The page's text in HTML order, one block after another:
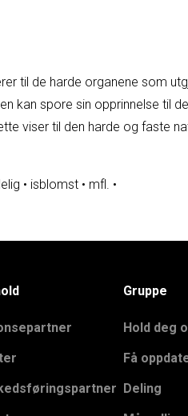
til de harde organene som
kan spore sin opprinnelse til
viser til den harde og faste
• isblomst • mfl. •
Gruppe
Hold deg
Få
Deling